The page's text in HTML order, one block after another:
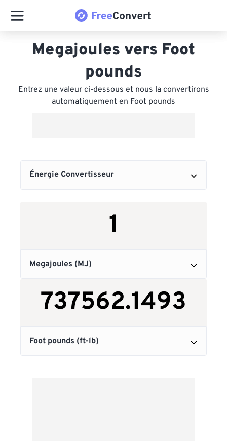
Megajoules vers Foot
pounds
Entrez une valeur ci-dessous et nous la convertirons
automatiquement en Foot pounds